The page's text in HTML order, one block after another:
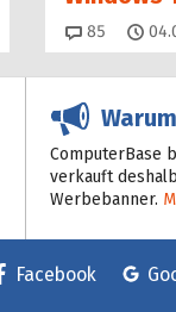
85
ComputerBase
verkauft
Werbebanner.
Facebook